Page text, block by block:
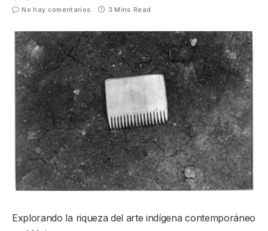
No hay comentarios
3 Mins Read
Explorando la riqueza del arte indígena contemporáneo